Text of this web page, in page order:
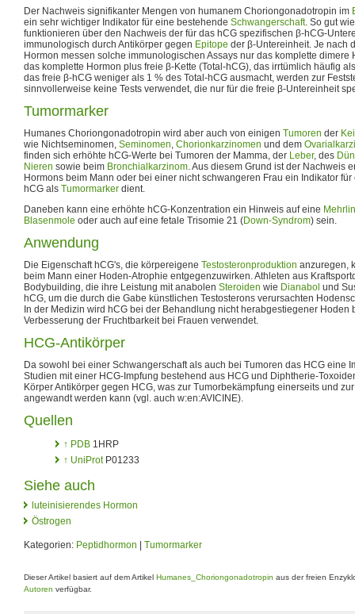
Der Nachweis signifikanter Mengen von humanem Choriongonadotropin im
ein sehr wichtiger Indikator für eine bestehende Schwangerschaft. So gut
funktionieren über den Nachweis der für das hCG spezifischen β-hCG-
immunologisch durch Antikörper gegen Epitope der β-Untereinheit. Je nach
Hormon messen solche immunologischen Assays nur das komplette dimere
das komplette Hormon plus freie β-Kette (Total-hCG), das irrtümlich häufig
das freie β-hCG weniger als 1 % des Total-hCG ausmacht, werden zur
sinnvollerweise keine Tests verwendet, die nur für die freie β-Untereinheit
Tumormarker
Humanes Choriongonadotropin wird aber auch von einigen Tumoren der
wie Nichtseminomen, Seminomen, Chorionkarzinomen und dem
finden sich erhöhte hCG-Werte bei Tumoren der Mamma, der Leber, des
Nieren sowie beim Bronchialkarzinom. Aus diesem Grund ist der Nachweis
Hormons beim Mann oder bei einer nicht schwangeren Frau ein Indikator
hCG als Tumormarker dient.
Daneben kann eine erhöhte hCG-Konzentration ein Hinweis auf eine
Blasenmole oder auch auf eine fetale Trisomie 21 (Down-Syndrom) sein.
Anwendung
Die Eigenschaft hCG's, die körpereigene Testosteronproduktion anzuregen,
beim Mann einer Hoden-Atrophie entgegenzuwirken. Athleten aus
Bodybuilding, die ihre Leistung mit anabolen Steroiden wie Dianabol und
hCG, um die durch die Gabe künstlichen Testosterons verursachten
In der Medizin wird hCG bei der Behandlung nicht herabgestiegener Hoden
Verbesserung der Fruchtbarkeit bei Frauen verwendet.
HCG-Antikörper
Da sowohl bei einer Schwangerschaft als auch bei Tumoren das HCG eine
Studien mit einer HCG-Impfung bestehend aus HCG und Diphtherie-
Körper Antikörper gegen HCG, was zur Tumorbekämpfung einerseits und
angewandt werden kann (vgl. auch w:en:AVICINE).
Quellen
↑ PDB 1HRP
↑ UniProtP01233
Siehe auch
luteinisierendes Hormon
Östrogen
Kategorien: Peptidhormon Tumormarker
Dieser Artikel basiert auf dem Artikel Humanes_Choriongonadotropin aus der freien
Autoren verfügbar.